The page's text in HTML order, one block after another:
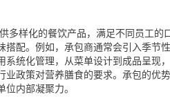
多样化的餐饮产品，满足不同员工的
配。例如，承包商通常会引入季节
统化管理，从菜单设计到成品呈现
政策对营养膳食的要求。承包的优
内部凝聚力。